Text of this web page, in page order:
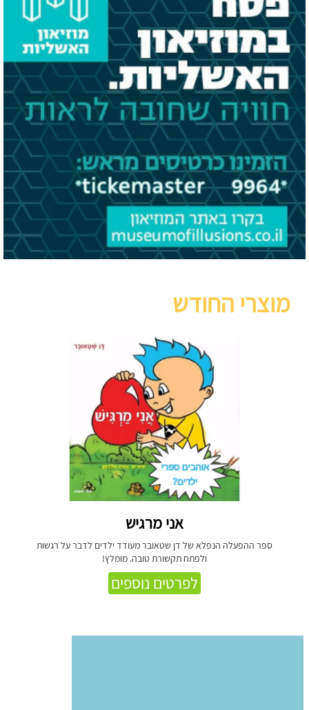
מוצרי החודש
אני מרגיש
ספר ההפעלה הנפלא של דן שטאובר מעודד ילדים לדבר על רגשות
ולפתח תקשורת טובה. מומלץ!
לפרטים נוספים